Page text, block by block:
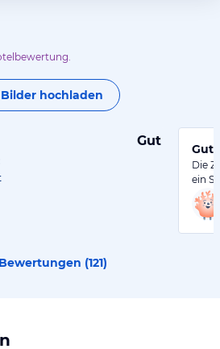
Bilder hochladen
Gut
Die
ein
(121)